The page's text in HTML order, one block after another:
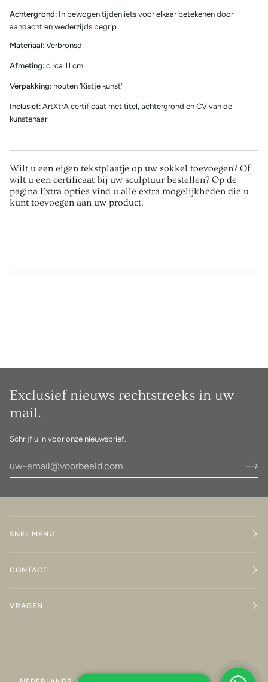
Achtergrond: In bewogen tijden iets voor elkaar betekenen door
aandacht en wederzijds begrip
Materiaal: Verbronsd
Afmeting: circa 11 cm
Verpakking: houten ‘Kistje kunst’
Inclusief: ArtXtrA certificaat met titel, achtergrond en CV van de
kunstenaar
Wilt u een eigen tekstplaatje op uw sokkel toevoegen? Of
wilt u een certificaat bij uw sculptuur bestellen? Op de
pagina Extra opties vind u alle extra mogelijkheden die u
kunt toevoegen aan uw product.
Exclusief nieuws rechtstreeks in uw
mail.
Schrijf u in voor onze nieuwsbrief.
SNEL MENU
CONTACT
VRAGEN
Taal